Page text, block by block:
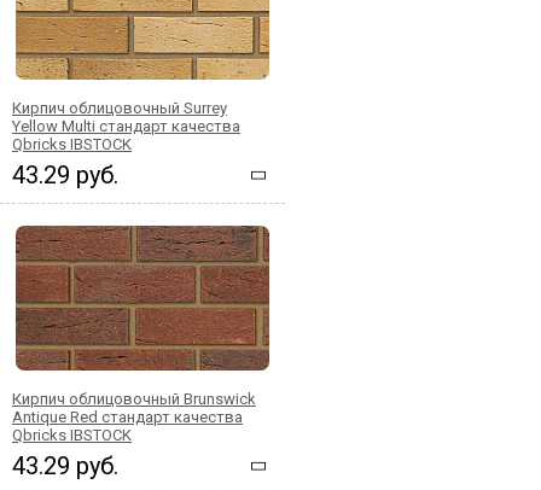
Кирпич облицовочный Surrey
Yellow Multi стандарт качества
Qbricks IBSTOCK
43.29 руб.
Кирпич облицовочный Brunswick
Antique Red стандарт качества
Qbricks IBSTOCK
43.29 руб.